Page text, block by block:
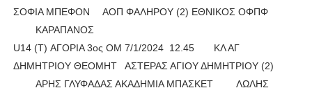
ΣΟΦΙΑ ΜΠΕΦΟΝ
ΑΟΠ ΦΑΛΗΡΟΥ (2) ΕΘΝΙΚΟΣ ΟΦΠΦ
ΚΑΡΑΠΑΝΟΣ
U14 (Τ) ΑΓΟΡΙΑ 3ος ΟΜ 7/1/2024 12.45
ΚΛ ΑΓ
ΔΗΜΗΤΡΙΟΥ ΘΕΟΜΗΤ
ΑΣΤΕΡΑΣ ΑΓΙΟΥ ΔΗΜΗΤΡΙΟΥ (2)
ΑΡΗΣ ΓΛΥΦΑΔΑΣ ΑΚΑΔΗΜΙΑ ΜΠΑΣΚΕΤ
ΛΩΛΗΣ